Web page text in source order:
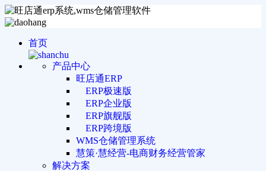
首页
产品中心
旺店通ERP
ERP极速版
ERP企业版
ERP旗舰版
ERP跨境版
WMS仓储管理系统
慧策·慧经营-电商财务经营管家
解决方案